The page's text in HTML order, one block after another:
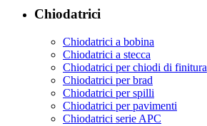
Chiodatrici
Chiodatrici a bobina
Chiodatrici a stecca
Chiodatrici per chiodi di finitura
Chiodatrici per brad
Chiodatrici per spilli
Chiodatrici per pavimenti
Chiodatrici serie APC